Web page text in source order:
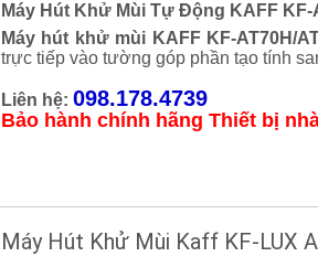
Máy Hút Khử Mùi Tự Động KAFF KF-
Máy hút khử mùi KAFF KF-AT70H/
trực tiếp vào tường góp phần tạo tính
Liên hệ: 098.178.4739
Bảo hành chính hãng Thiết bị
Máy Hút Khử Mùi Kaff KF-LUX